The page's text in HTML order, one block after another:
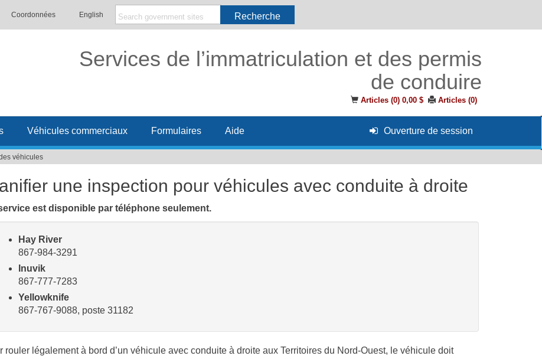
Coordonnées English Recherche
Services de l’immatriculation et des permis
de conduire
Articles (0) 0,00 $ Articles (0)
Véhicules commerciaux Formulaires Aide Ouverture de session
véhicules
une inspection pour véhicules avec conduite à droite
est disponible par téléphone seulement.
Hay River
867-984-3291
Inuvik
867-777-7283
Yellowknife
867-767-9088, poste 31182
rouler légalement à bord d’un véhicule avec conduite à droite aux Territoires du Nord-Ouest, le véhicule doit